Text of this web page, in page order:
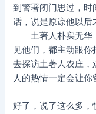
到警署闭门思过，
话，说是原谅他以后
土著人朴实无华
见他们，都主动跟
去探访土著人农庄
人的热情一定会让你
好了，说了这么多